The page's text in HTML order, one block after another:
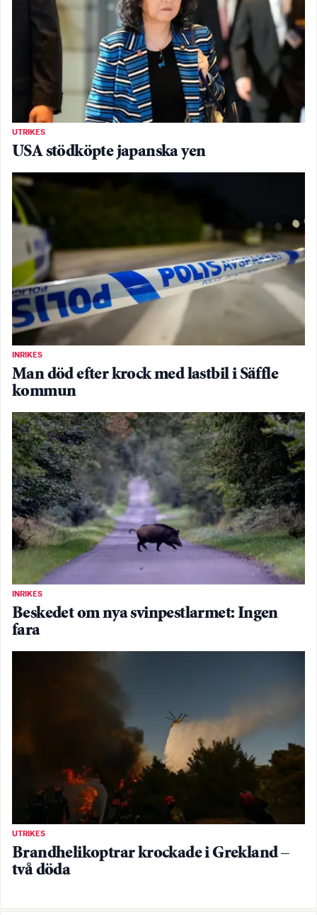
UTRIKES
USA stödköpte japanska yen
INRIKES
Man död efter krock med lastbil i Säffle
kommun
INRIKES
Beskedet om nya svinpestlarmet: Ingen
fara
UTRIKES
Brandhelikoptrar krockade i Grekland –
två döda